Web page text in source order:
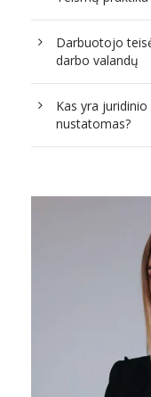
Darbuotojo
darbo valandų
Kas yra
nustatomas?